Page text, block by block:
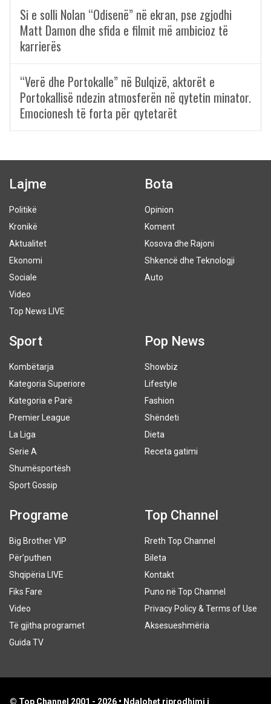
Si e solli Nolan “Odisenë” në ekran, pse zgjodhi
Matt Damon dhe sfida e filmit më ambicioz të
karrierës
“Verë dhe Portokalle” në Bulqizë, aktorët e
Portokallisë ndezin atmosferën në qytetin minator.
Emocionesh të forta për qytetarët
Lajme
Politikë
Kronikë
Aktualitet
Ekonomi
Sociale
Video
Top News LIVE
Bota
Opinion
Koment
Kosova dhe Rajoni
Shkencë dhe Teknologji
Auto
Sport
Kombëtarja
Kategoria Superiore
Kategoria e Parë
Premier League
La Liga
Serie A
Shumësportësh
Sport Gossip
Pop News
Showbiz
Lifestyle
Fashion
Shëndeti
Dieta
Receta gatimi
Programe
Big Brother VIP
Për’puthen
Shqipëria LIVE
Fiks Fare
Video
Të gjitha programet
Guida TV
Top Channel
Rreth Top Channel
Bileta
Kontakt
Puno në Top Channel
Privacy Policy & Terms of Use
Aksesueshmëria
© Top Channel 2001 - 2026 • Ndalohet riprodhimi i